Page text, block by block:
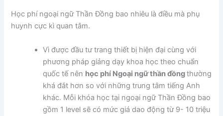
Học phí ngoại ngữ Thần Đồng bao nhiêu là điều mà phụ
huynh cực kì quan tâm.
Vì được đầu tư trang thiết bị hiện đại cùng với
phương pháp giảng dạy khoa học theo chuẩn
quốc tế nên học phí Ngoại ngữ thần đồngthường
khá đắt hơn so với những trung tâm tiếng Anh
khác. Mỗi khóa học tại ngoại ngữ Thần Đồng bao
gồm 1 level sẽ có mức giá dao động từ 9- 10 triệu